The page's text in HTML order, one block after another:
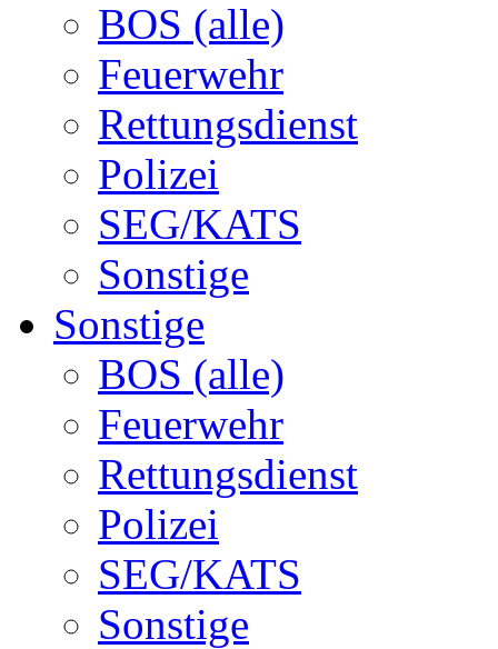
BOS (alle)
Feuerwehr
Rettungsdienst
Polizei
SEG/KATS
Sonstige
Sonstige
BOS (alle)
Feuerwehr
Rettungsdienst
Polizei
SEG/KATS
Sonstige